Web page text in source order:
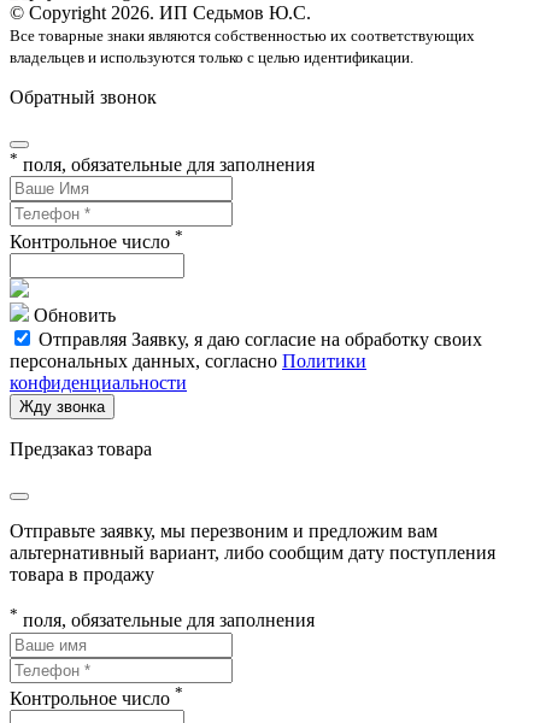
© Copyright 2026. ИП Седьмов Ю.С.
Все товарные знаки являются собственностью их соответствующих
владельцев и используются только с целью идентификации.
Обратный звонок
* поля, обязательные для заполнения
Контрольное число *
Обновить
Отправляя Заявку, я даю согласие на обработку своих
персональных данных, согласно Политики
конфиденциальности
Жду звонка
Предзаказ товара
Отправьте заявку, мы перезвоним и предложим вам
альтернативный вариант, либо сообщим дату поступления
товара в продажу
* поля, обязательные для заполнения
Контрольное число *